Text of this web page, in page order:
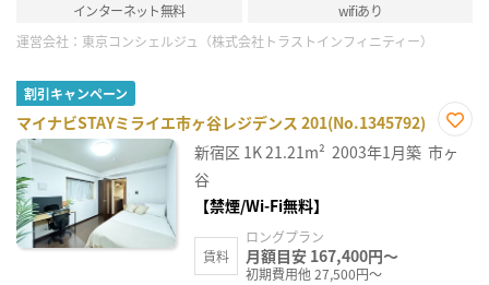
インターネット無料
wifiあり
運営会社： 東京コンシェルジュ（株式会社トラストインフィニティー）
割引キャンペーン
マイナビSTAYミライエ市ヶ谷レジデンス 201(No.1345792)
お気
に入
新宿区 1K21.21m² 2003年1月築 市ヶ
谷
【禁煙/Wi-Fi無料】
賃料
ロングプラン
月額目安 167,400円～
初期費用他 27,500円～